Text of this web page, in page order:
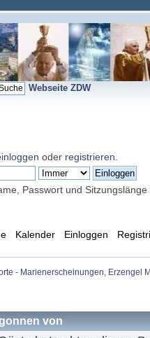
Webseite ZDW
oder registrieren
Passwort und Sitzungslänge
Kalender Einloggen
- Marienerscheinungen, Erzengel
von